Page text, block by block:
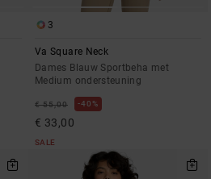
3
Va Square Neck
Dames Blauw Sportbeha met
Medium ondersteuning
€ 55,00 40%
€ 33,00
SALE